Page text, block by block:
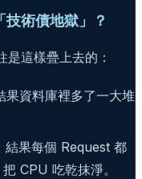
術債地獄」？
這樣疊上去的：
果資料庫裡多了一大堆
結果每個 Request 都
CPU 吃乾抹淨。